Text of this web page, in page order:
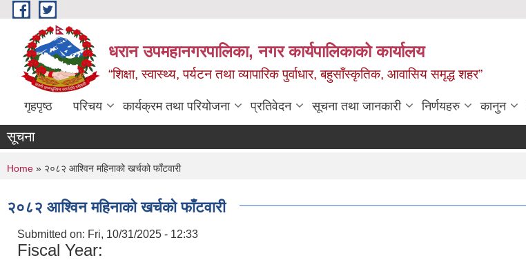
Skip to main content
धरान उपमहानगरपालिका, नगर कार्यपालिकाको कार्यालय
“शिक्षा, स्वास्थ्य, पर्यटन तथा व्यापारिक पुर्वाधार, बहुसाँस्कृतिक, आवासिय समृद्ध शहर”
गृहपृष्ठ परिचय कार्यक्रम तथा परियोजना प्रतिवेदन सूचना तथा जानकारी निर्णयहरु कानुन
सूचना
You are here
Home » २०८२ आश्विन महिनाको खर्चको फाँटवारी
२०८२ आश्विन महिनाको खर्चको फाँटवारी
Submitted on: Fri, 10/31/2025 - 12:33
Fiscal Year: